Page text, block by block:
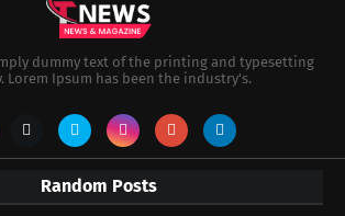
dummy text of the printing and typesetting
Lorem Ipsum has been the industry's.
Random Posts